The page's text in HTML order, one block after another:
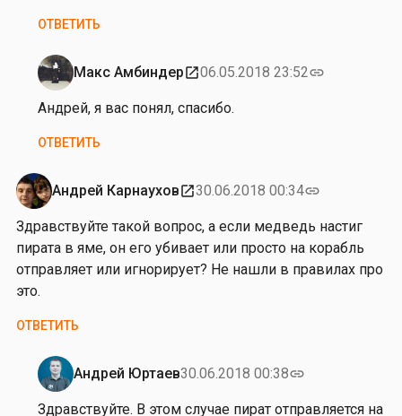
р
ОТВЕТИТЬ
Макс Амбиндер open_in_new06.05.2018 23:52link
Ответ
на
М
а
к
с
А
м
б
и
н
е
р
Андрей, я вас понял, спасибо.
ОТВЕТИТЬ
Андрей Карнаухов open_in_new30.06.2018 00:34link
Здравствуйте такой вопрос, а если медведь настиг
пирата в яме, он его убивает или просто на корабль
отправляет или игнорирует? Не нашли в правилах про
это.
ОТВЕТИТЬ
Андрей Юртаев30.06.2018 00:38link
Ответ
на
Здравствуйте. В этом случае пират отправляется на